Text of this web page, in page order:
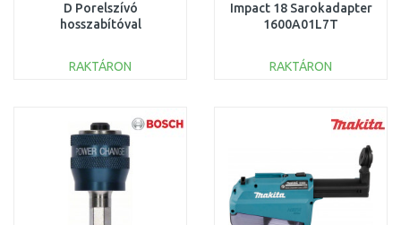
D Porelszívó
hosszabítóval
RAKTÁRON
Összehasonlítás
Impact 18 Sarokadapter
1600A01L7T
RAKTÁRON
Összehasonlítás